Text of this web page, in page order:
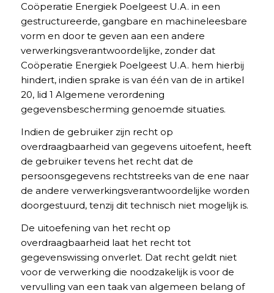
Coöperatie Energiek Poelgeest U.A. in een
gestructureerde, gangbare en machineleesbare
vorm en door te geven aan een andere
verwerkingsverantwoordelijke, zonder dat
Coöperatie Energiek Poelgeest U.A. hem hierbij
hindert, indien sprake is van één van de in artikel
20, lid 1 Algemene verordening
gegevensbescherming genoemde situaties.
Indien de gebruiker zijn recht op
overdraagbaarheid van gegevens uitoefent, heeft
de gebruiker tevens het recht dat de
persoonsgegevens rechtstreeks van de ene naar
de andere verwerkingsverantwoordelijke worden
doorgestuurd, tenzij dit technisch niet mogelijk is.
De uitoefening van het recht op
overdraagbaarheid laat het recht tot
gegevenswissing onverlet. Dat recht geldt niet
voor de verwerking die noodzakelijk is voor de
vervulling van een taak van algemeen belang of